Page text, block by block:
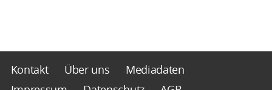
Kontakt Über uns
Mediadaten